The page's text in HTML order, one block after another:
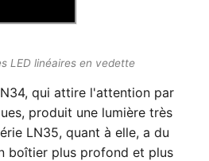
LED linéaires en vedette
qui attire l'attention par
produit une lumière très
LN35, quant à elle, a du
boîtier plus profond et plus